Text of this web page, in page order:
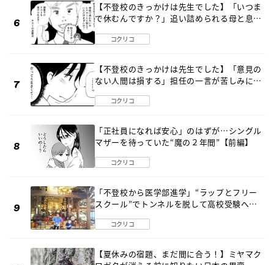
【不登校のきっかけは先生でした】「いつま
で休むんですか？」追い詰められる母と息子
コクリコ
【不登校のきっかけは先生でした】「意見の
ない人間は損する」担任の一言が苦しみに…
コクリコ
「正社員になれば安心」のはずが…シングル
マザーを待っていた“魔の２年間”【前編】
コクリコ
「不登校から医学部進学」“ラップとフリー
スクール”でトンネルを脱して高校受験へ
コクリコ
【夏休みの宿題、まだ間に合う！】ミヤマク